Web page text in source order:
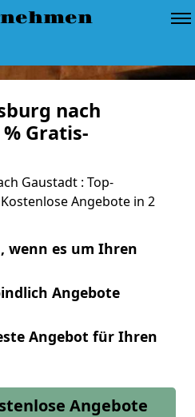
nach
Gratis-
Gaustadt : Top-
Angebote in 2
wenn es um Ihren
Angebote
Angebot für Ihren
Angebote